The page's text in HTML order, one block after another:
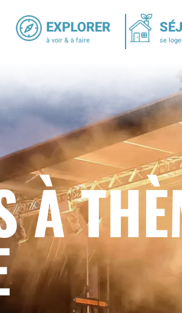
EXPLORER
à voir & à faire se
À